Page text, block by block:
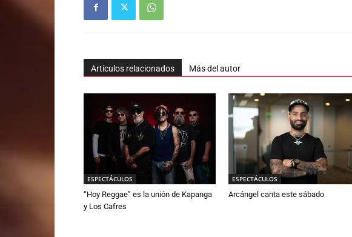
Artículos relacionados Más del autor
ESPECTÁCULOS
“Hoy Reggae” es la unión de Kapanga
y Los Cafres
ESPECTÁCULOS
Arcángel canta este sábado